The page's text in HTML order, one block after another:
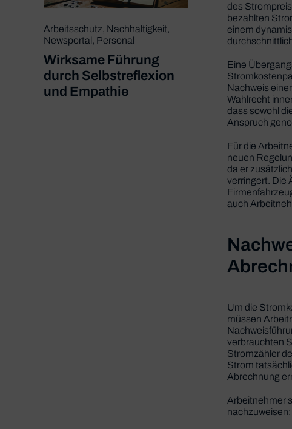
Arbeitsschutz, Nachhaltigkeit,
Newsportal, Personal
Wirksame Führung
durch Selbstreflexion
und Empathie
des
bezahlten
einem
Eine
Nachweis
Wahlrecht
dass sowohl
Anspruch
Für die
neuen
da er
verringert. Die
auch
Um die
müssen
verbrauchten
Stromzähler
Strom
Abrechnung
Arbeitnehmer
nachzuweisen: